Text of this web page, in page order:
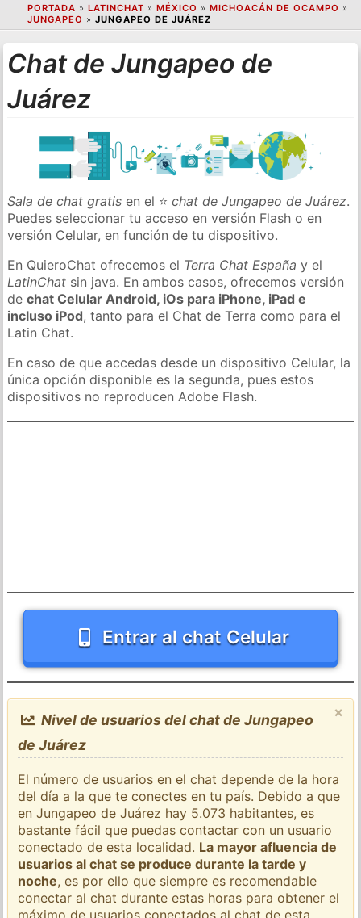
PORTADA » LATINCHAT » MÉXICO » MICHOACÁN DE OCAMPO »
JUNGAPEO » JUNGAPEO DE JUÁREZ
Chat de Jungapeo de
Juárez
Sala de chat gratis en el ⭐chat de Jungapeo de Juárez.
Puedes seleccionar tu acceso en versión Flash o en
versión Celular, en función de tu dispositivo.
En QuieroChat ofrecemos el Terra Chat España y el
LatinChat sin java. En ambos casos, ofrecemos versión
dechat Celular Android, iOs para iPhone, iPad e
incluso iPod, tanto para el Chat de Terra como para el
Latin Chat.
En caso de que accedas desde un dispositivo Celular, la
única opción disponible es la segunda, pues estos
dispositivos no reproducen Adobe Flash.
Entrar al chat Celular
×
Nivel de usuarios del chat de Jungapeo
de Juárez
El número de usuarios en el chat depende de la hora
del día a la que te conectes en tu país. Debido a que
en Jungapeo de Juárez hay 5.073 habitantes, es
bastante fácil que puedas contactar con un usuario
conectado de esta localidad. La mayor afluencia de
usuarios al chat se produce durante la tarde y
noche, es por ello que siempre es recomendable
conectar al chat durante estas horas para obtener el
máximo de usuarios conectados al chat de esta